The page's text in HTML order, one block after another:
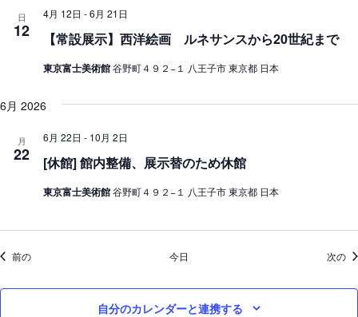
日
12 【常設展示】西洋絵画 ルネサンスから20世紀まで
4月 12日 -6月 21日
東京富士美術館谷野町４９２−１ 八王子市 東京都 日本
6月 2026
月
22 [休館] 館内整備、展示替のため休館
6月 22日 - 10月 2日
東京富士美術館谷野町４９２−１ 八王子市 東京都 日本
前のイベント 今日 次のイ
自分のカレンダーと連携する